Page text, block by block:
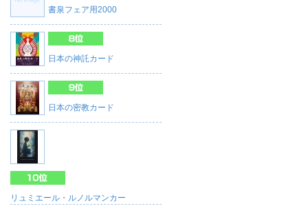
書泉フェア用2000
日本の神託カード
日本の密教カード
リュミエール・ルノルマンカー